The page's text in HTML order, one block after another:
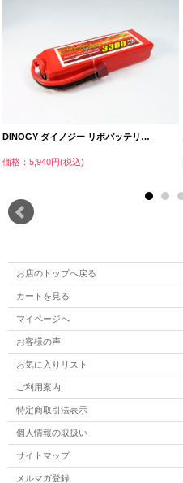
DINOGY ダイノジー リポバッテリ…
価格：5,940円(税込)
お店のトップへ戻る
カートを見る
マイページへ
お客様の声
お気に入りリスト
ご利用案内
特定商取引法表示
個人情報の取扱い
サイトマップ
メルマガ登録